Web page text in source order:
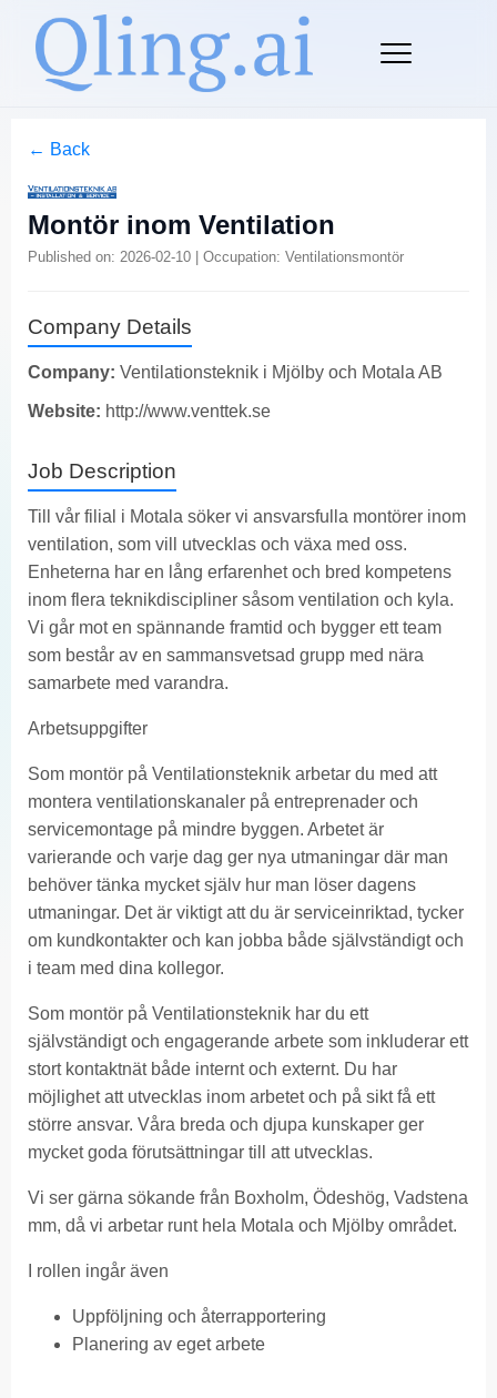
← Back
Montör inom Ventilation
Published on: 2026-02-10 | Occupation: Ventilationsmontör
Company Details
Company: Ventilationsteknik i Mjölby och Motala AB
Website: http://www.venttek.se
Job Description
Till vår filial i Motala söker vi ansvarsfulla montörer inom
ventilation, som vill utvecklas och växa med oss.
Enheterna har en lång erfarenhet och bred kompetens
inom flera teknikdiscipliner såsom ventilation och kyla.
Vi går mot en spännande framtid och bygger ett team
som består av en sammansvetsad grupp med nära
samarbete med varandra.
Arbetsuppgifter
Som montör på Ventilationsteknik arbetar du med att
montera ventilationskanaler på entreprenader och
servicemontage på mindre byggen. Arbetet är
varierande och varje dag ger nya utmaningar där man
behöver tänka mycket själv hur man löser dagens
utmaningar. Det är viktigt att du är serviceinriktad, tycker
om kundkontakter och kan jobba både självständigt och
i team med dina kollegor.
Som montör på Ventilationsteknik har du ett
självständigt och engagerande arbete som inkluderar ett
stort kontaktnät både internt och externt. Du har
möjlighet att utvecklas inom arbetet och på sikt få ett
större ansvar. Våra breda och djupa kunskaper ger
mycket goda förutsättningar till att utvecklas.
Vi ser gärna sökande från Boxholm, Ödeshög, Vadstena
mm, då vi arbetar runt hela Motala och Mjölby området.
I rollen ingår även
Uppföljning och återrapportering
Planering av eget arbete